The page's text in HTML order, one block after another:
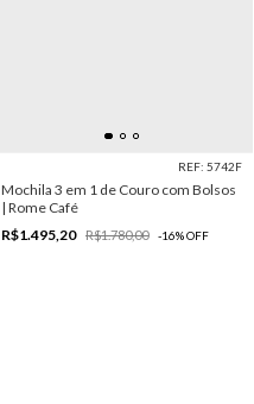
REF: 5742F
Mochila 3 em 1 de Couro com Bolsos
| Rome Café
R$1.495,20
R$1.780,00 -16%OFF